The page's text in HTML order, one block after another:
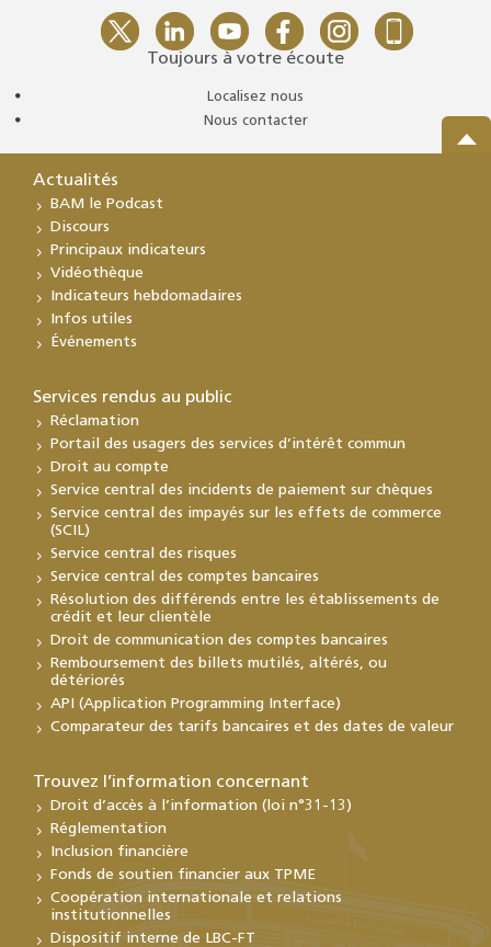
Toujours à votre écoute
Localisez nous
Nous contacter
Actualités
BAM le Podcast
Discours
Principaux indicateurs
Vidéothèque
Indicateurs hebdomadaires
Infos utiles
Événements
Services rendus au public
Réclamation
Portail des usagers des services d’intérêt commun
Droit au compte
Service central des incidents de paiement sur chèques
Service central des impayés sur les effets de commerce
(SCIL)
Service central des risques
Service central des comptes bancaires
Résolution des différends entre les établissements de
crédit et leur clientèle
Droit de communication des comptes bancaires
Remboursement des billets mutilés, altérés, ou
détériorés
API (Application Programming Interface)
Comparateur des tarifs bancaires et des dates de valeur
Trouvez l’information concernant
Droit d’accès à l’information (loi n°31-13)
Réglementation
Inclusion financière
Fonds de soutien financier aux TPME
Coopération internationale et relations
institutionnelles
Dispositif interne de LBC-FT